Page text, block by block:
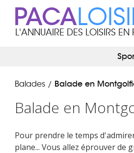
PACA
L'ANNUAIRE DES LOISIRS
Balades / Balade en
Balade en
Pour prendre le temps
plane... Vous allez éprouver de